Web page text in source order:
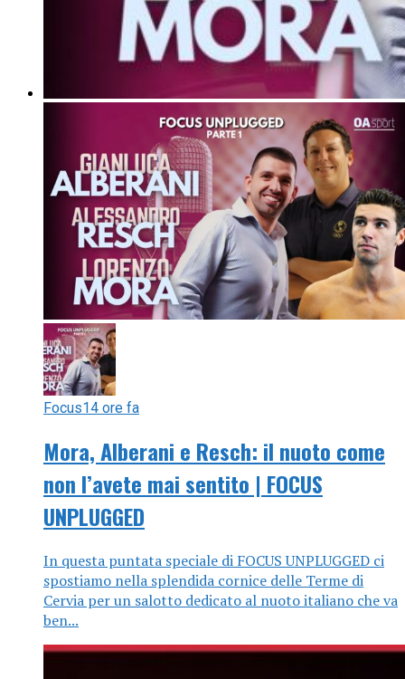
Focus14 ore fa
Mora, Alberani e Resch: il nuoto come
non l’avete mai sentito | FOCUS
UNPLUGGED
In questa puntata speciale di FOCUS UNPLUGGED ci
spostiamo nella splendida cornice delle Terme di
Cervia per un salotto dedicato al nuoto italiano che va
ben...